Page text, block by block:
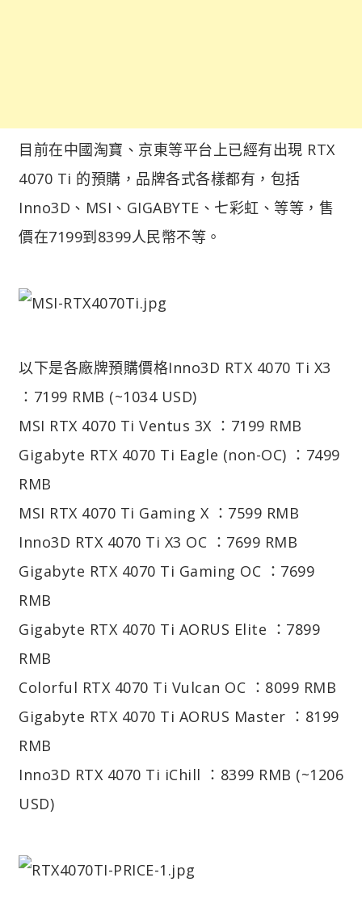
目前在中國淘寶、京東等平台上已經有出現 RTX
4070 Ti 的預購，品牌各式各樣都有，包括
Inno3D、MSI、GIGABYTE、七彩虹、等等，售
價在7199到8399人民幣不等。
以下是各廠牌預購價格Inno3D RTX 4070 Ti X3
：7199 RMB (~1034 USD)
MSI RTX 4070 Ti Ventus 3X ：7199 RMB
Gigabyte RTX 4070 Ti Eagle (non-OC) ：7499
RMB
MSI RTX 4070 Ti Gaming X ：7599 RMB
Inno3D RTX 4070 Ti X3 OC ：7699 RMB
Gigabyte RTX 4070 Ti Gaming OC ：7699
RMB
Gigabyte RTX 4070 Ti AORUS Elite ：7899
RMB
Colorful RTX 4070 Ti Vulcan OC ：8099 RMB
Gigabyte RTX 4070 Ti AORUS Master ：8199
RMB
Inno3D RTX 4070 Ti iChill ：8399 RMB (~1206
USD)